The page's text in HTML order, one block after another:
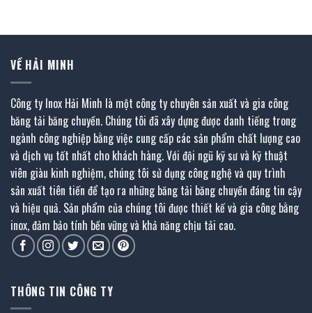
VỀ HẢI MINH
Công ty Inox Hải Minh là một công ty chuyên sản xuất và gia công
băng tải băng chuyền. Chúng tôi đã xây dựng được danh tiếng trong
ngành công nghiệp bằng việc cung cấp các sản phẩm chất lượng cao
và dịch vụ tốt nhất cho khách hàng. Với đội ngũ kỹ sư và kỹ thuật
viên giàu kinh nghiệm, chúng tôi sử dụng công nghệ và quy trình
sản xuất tiên tiến để tạo ra những băng tải băng chuyền đáng tin cậy
và hiệu quả. Sản phẩm của chúng tôi được thiết kế và gia công bằng
inox, đảm bảo tính bền vững và khả năng chịu tải cao.
THÔNG TIN CÔNG TY